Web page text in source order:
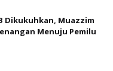
Dikukuhkan, Muazzim
Menuju Pemilu